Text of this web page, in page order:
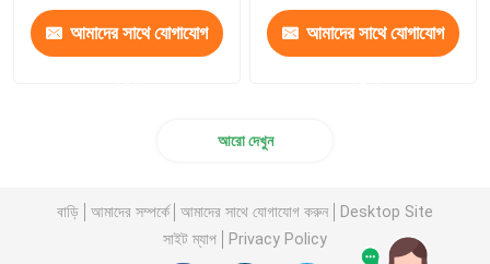
আমাদের সাথে যোগাযোগ আমাদের সাথে যোগাযোগ
আরো দেখুন
বাড়ি আমাদের সম্পর্কে আমাদের সাথে যোগাযোগ করুন
Desktop Site
সাইট ম্যাপ
Privacy Policy